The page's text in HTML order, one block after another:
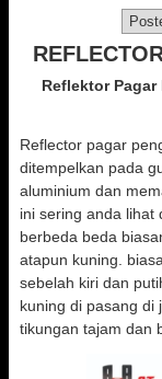
Reflektor
Reflector pagar
ditempelkan pada
aluminium dan
ini sering anda lihat
berbeda beda
atapun kuning.
sebelah kiri dan
kuning di pasang di
tikungan tajam dan